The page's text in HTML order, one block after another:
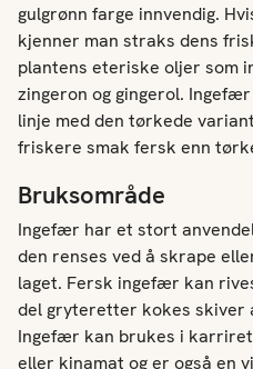
gulgrønn farge innvendig.
kjenner man straks dens
plantens eteriske oljer som
zingeron og gingerol.
linje med den tørkede
friskere smak fersk enn
Bruksområde
Ingefær har et stort
den renses ved å skrape
laget. Fersk ingefær kan
del gryteretter kokes skiver
Ingefær kan brukes i
eller kinamat og er også en